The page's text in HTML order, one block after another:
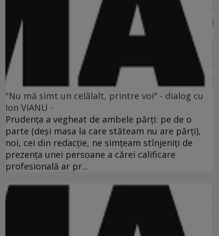
"Nu mă simt un celălalt, printre voi" - dialog cu
Ion VIANU -
Prudenţa a vegheat de ambele părţi: pe de o
parte (deşi masa la care stăteam nu are părţi),
noi, cei din redacţie, ne simţeam stînjeniţi de
prezenţa unei persoane a cărei calificare
profesională ar pr...